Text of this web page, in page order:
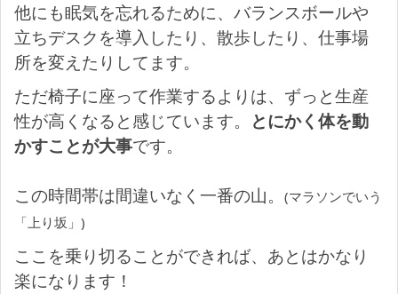
他にも眠気を忘れるために、バランスボールや
立ちデスクを導入したり、散歩したり、仕事場
所を変えたりしてます。
ただ椅子に座って作業するよりは、ずっと生産
性が高くなると感じています。
とにかく体を動
かすことが大事です。
この時間帯は間違いなく一番の山。
(マラソンでいう
「上り坂」)
ここを乗り切ることができれば、あとはかなり
楽になります！